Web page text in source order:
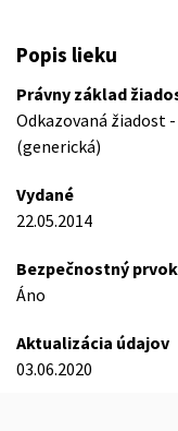
Popis lieku
Právny základ
Odkazovaná žiadost
(generická)
Vydané
22.05.2014
Bezpečnostný prvok
Áno
Aktualizácia údajov
03.06.2020